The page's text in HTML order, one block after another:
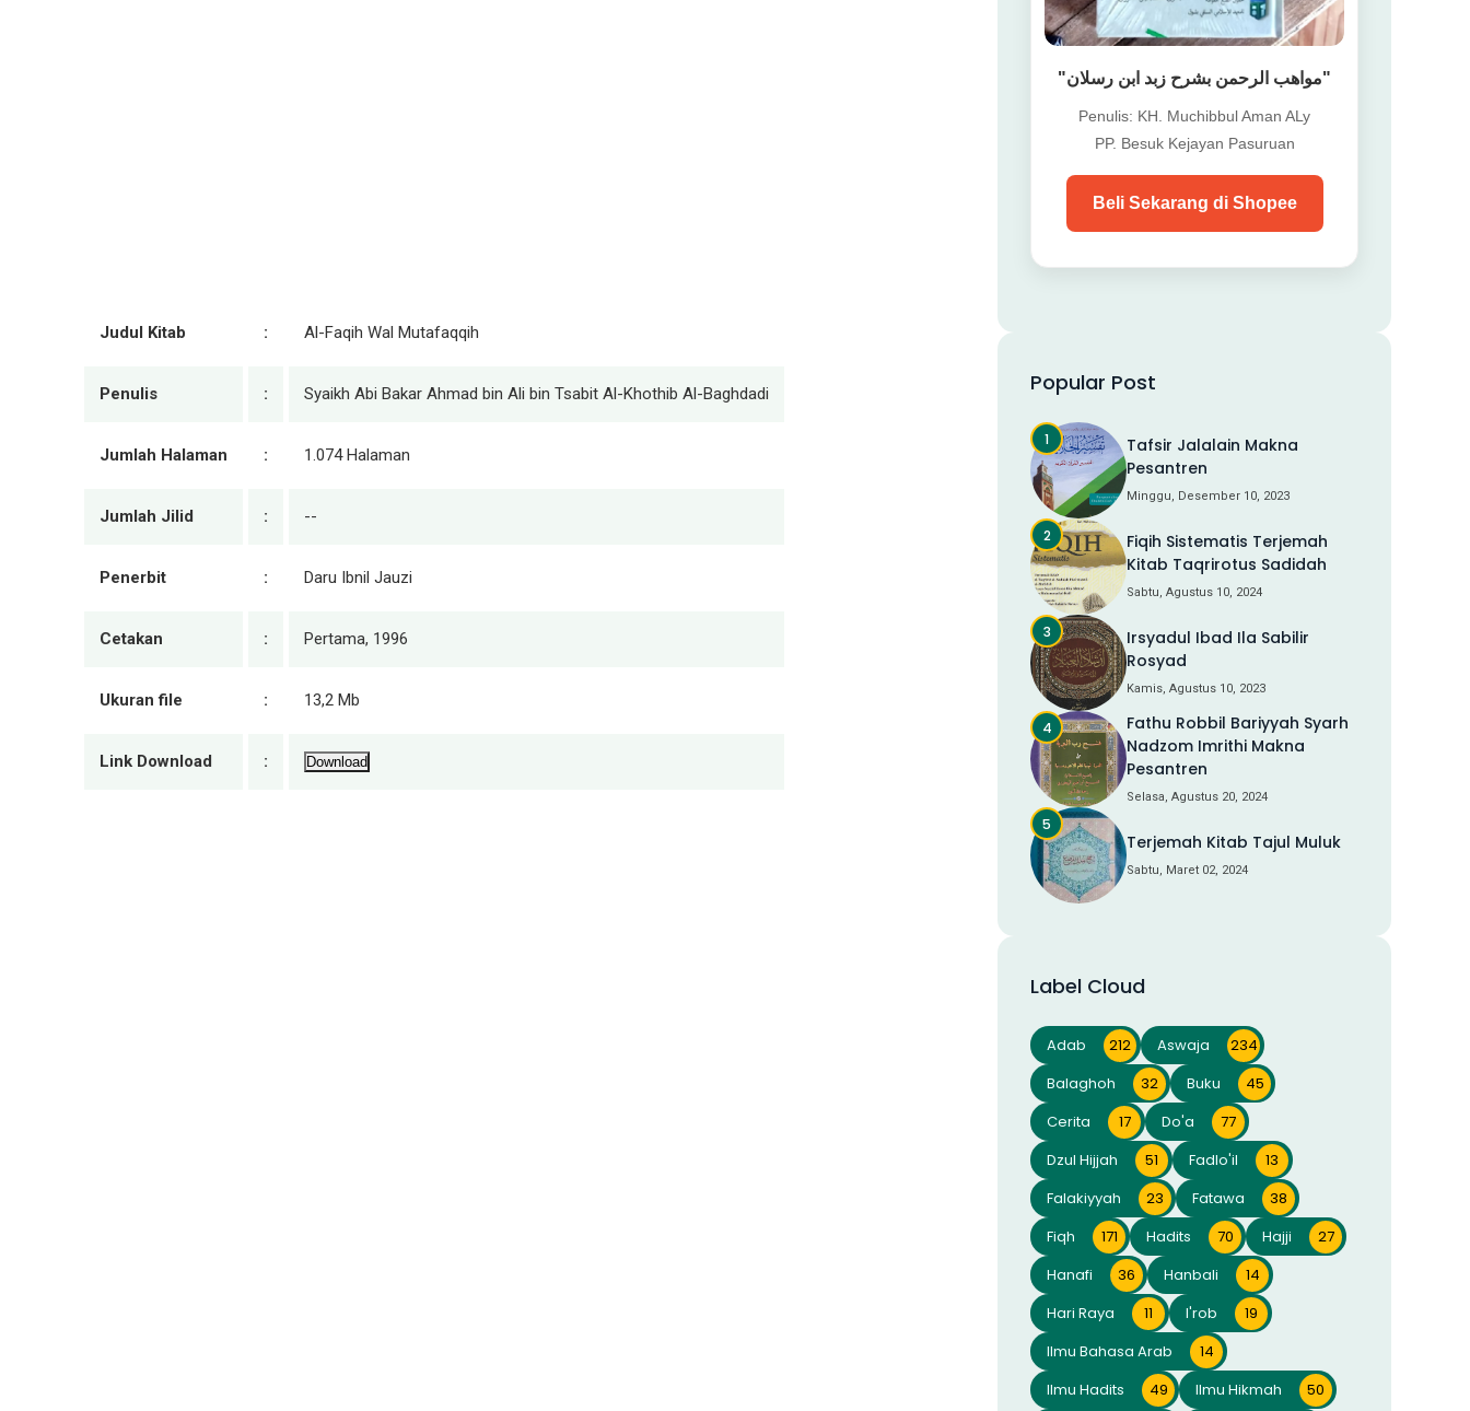
Judul Kitab : Al-Faqih Wal Mutafaqqih
Penulis : Syaikh Abi Bakar Ahmad bin Ali bin Tsabit Al-Khothib Al-Baghdadi
Jumlah Halaman : 1.074 Halaman
Jumlah Jilid : --
Penerbit : Daru Ibnil Jauzi
Cetakan : Pertama, 1996
Ukuran file : 13,2 Mb
Link Download : Download
"مواهب الرحمن بشرح زبد ابن رسلان"
Penulis: KH. Muchibbul Aman ALy
PP. Besuk Kejayan Pasuruan
Beli Sekarang di Shopee
Popular Post
Tafsir Jalalain Makna
Pesantren
Minggu, Desember 10, 2023
Fiqih Sistematis Terjemah
Kitab Taqrirotus Sadidah
Sabtu, Agustus 10, 2024
Irsyadul Ibad Ila Sabilir
Rosyad
Kamis, Agustus 10, 2023
Fathu Robbil Bariyyah Syarh
Nadzom Imrithi Makna
Pesantren
Selasa, Agustus 20, 2024
Terjemah Kitab Tajul Muluk
Sabtu, Maret 02, 2024
Label Cloud
Adab 212 Aswaja
234
Balaghoh
32 Buku
45
Cerita
17 Do'a
77
Dzul Hijjah
51 Fadlo'il
13
Falakiyyah
23 Fatawa
38
Fiqh
171 Hadits 70 Hajji
27
Hanafi
36 Hanbali
14
Hari Raya
11 I'rob
19
Ilmu Bahasa Arab
14
Ilmu Hadits
49 Ilmu Hikmah
50